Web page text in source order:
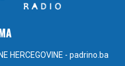
HERCEGOVINE - padrino.ba